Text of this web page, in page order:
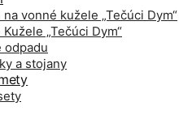
na vonné kužele „Tečúci Dym“
„Tečúci Dym“
odpadu
a stojany